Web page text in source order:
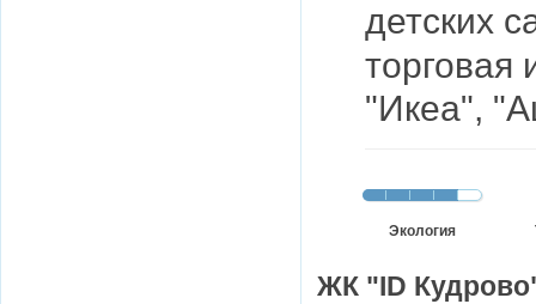
детских
торговая
"Икеа",
Экология
ЖК "ID